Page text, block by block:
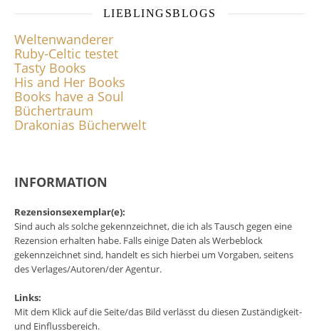
LIEBLINGSBLOGS
Weltenwanderer
Ruby-Celtic testet
Tasty Books
His and Her Books
Books have a Soul
Büchertraum
Drakonias Bücherwelt
INFORMATION
Rezensionsexemplar(e):
Sind auch als solche gekennzeichnet, die ich als Tausch gegen eine
Rezension erhalten habe. Falls einige Daten als Werbeblock
gekennzeichnet sind, handelt es sich hierbei um Vorgaben, seitens
des Verlages/Autoren/der Agentur.
Links:
Mit dem Klick auf die Seite/das Bild verlässt du diesen Zuständigkeit-
und Einflussbereich.